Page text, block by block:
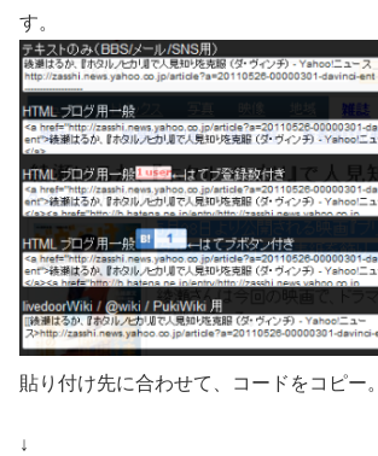
す。
貼り付け先に合わせて、コードをコピー。
↓